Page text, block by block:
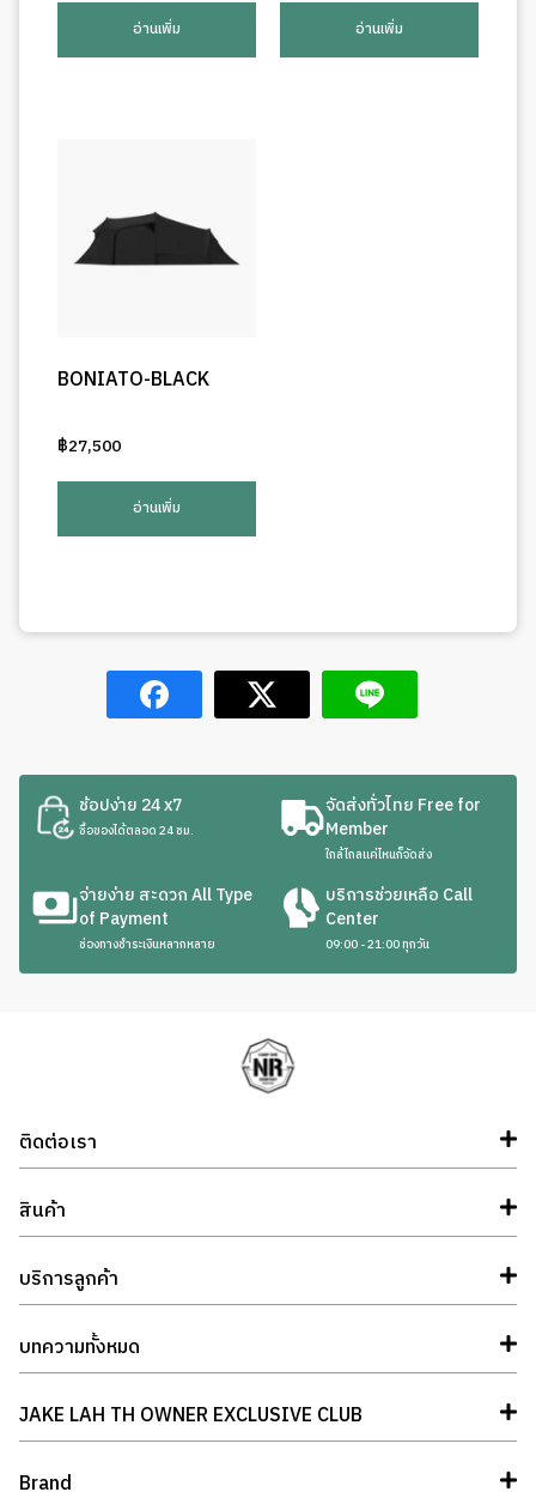
อ่านเพิ่ม อ่านเพิ่ม
BONIATO-BLACK
฿27,500
อ่านเพิ่ม
ช้อปง่าย 24 x7
ซื้อของได้ตลอด 24 ชม.
จัดส่งทั่วไทย Free for
Member
ใกล้ไกลแค่ไหนก็จัดส่ง
จ่ายง่าย สะดวก All Type
of Payment
ช่องทางชำระเงินหลากหลาย
บริการช่วยเหลือ Call
Center
09:00 - 21:00 ทุกวัน
ติดต่อเรา
สินค้า
บริการลูกค้า
บทความทั้งหมด
JAKE LAH TH OWNER EXCLUSIVE CLUB
Brand